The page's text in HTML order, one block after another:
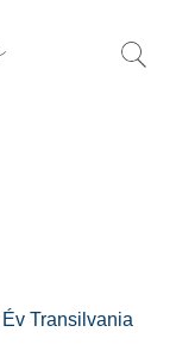
Transilvania